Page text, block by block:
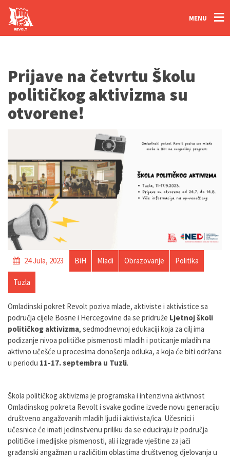
MENU
Prijave na četvrtu Školu
političkog aktivizma su
otvorene!
24 Jula, 2023 BiH Mladi Obrazovanje Politika
Tuzla
Omladinski pokret Revolt poziva mlade, aktiviste i aktivistice sa
područja cijele Bosne i Hercegovine da se pridruže Ljetnoj školi
političkog aktivizma, sedmodnevnoj edukaciji koja za cilj ima
podizanje nivoa političke pismenosti mladih i poticanje mladih na
aktivno učešće u procesima donošenja odluka, a koja će biti održana
u periodu 11-17. septembra u Tuzli.
Škola političkog aktivizma je programska i intenzivna aktivnost
Omladinskog pokreta Revolt i svake godine izvede novu generaciju
društveno angažovanih mladih ljudi i aktivista/ica. Učesnici i
učesnice će imati jedinstvenu priliku da se educiraju iz područja
političke i medijske pismenosti, ali i izgrade vještine za jači
građanski angažman u različitim oblastima društvenog djelovanja u